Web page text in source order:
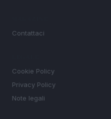
Contattaci
Cookie Policy
Privacy Policy
Note legali